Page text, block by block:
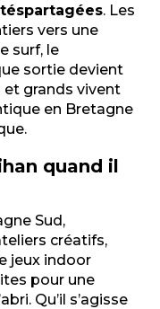
partagées. Les
vers une
surf, le
sortie devient
grands vivent
en Bretagne
quand il
Sud,
créatifs,
jeux indoor
pour une
Qu’il s’agisse